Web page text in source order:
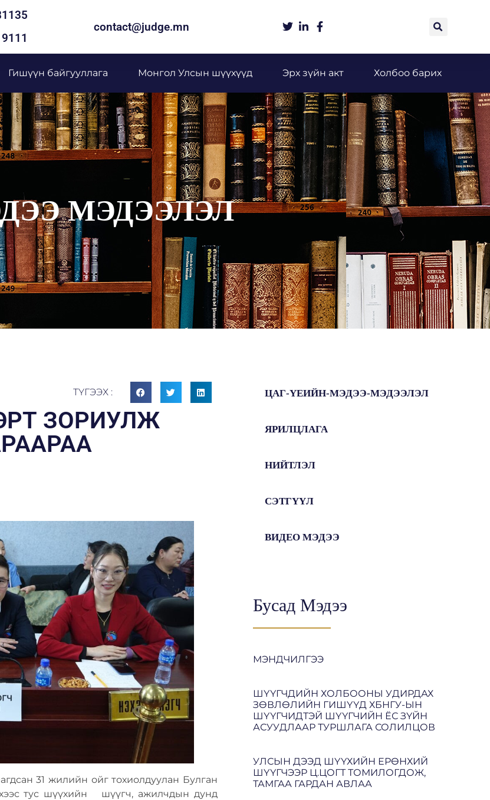
contact@judge.mn
Гишүүн байгууллага Монгол Улсын шүүхүүд Эрх зүйн акт Холбоо барих
МЭДЭЭЛЭЛ
ТҮГЭЭХ :
ЗОРИУЛЖ
31 жилийн ойг тохиолдуулан Булган
тус шүүхийн шүүгч, ажилчдын дунд
ЦАГ-ҮЕИЙН-МЭДЭЭ-МЭДЭЭЛЭЛ
ЯРИЛЦЛАГА
НИЙТЛЭЛ
СЭТГҮҮЛ
ВИДЕО МЭДЭЭ
Бусад Мэдээ
МЭНДЧИЛГЭЭ
ШҮҮГЧДИЙН ХОЛБООНЫ УДИРДАХ
ЗӨВЛӨЛИЙН ГИШҮҮД ХБНГУ-ЫН
ШҮҮГЧИДТЭЙ ШҮҮГЧИЙН ЁС ЗҮЙН
АСУУДЛААР ТУРШЛАГА СОЛИЛЦОВ
УЛСЫН ДЭЭД ШҮҮХИЙН ЕРӨНХИЙ
ШҮҮГЧЭЭР Ц.ЦОГТ ТОМИЛОГДОЖ,
ТАМГАА ГАРДАН АВЛАА